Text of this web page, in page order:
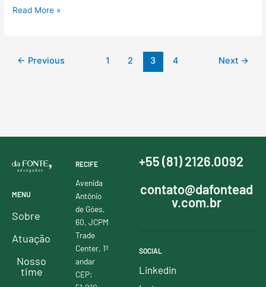
Read More »
← Previous 1 2 3 4 Next →
MENU
Sobre
Atuação
Nosso
time
RECIFE
Avenida
Antônio
de Góes,
60, JCPM
Trade
Center, 1º
andar
CEP:
+55 (81) 2126.0092
contato@dafontead
v.com.br
SOCIAL
Linkedin